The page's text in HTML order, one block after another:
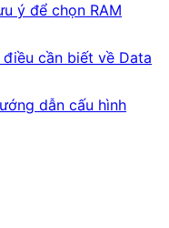
ý để chọn RAM
cần biết về Data
dẫn cấu hình